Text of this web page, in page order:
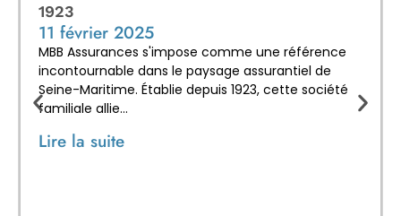
1923
11 février 2025
MBB Assurances s'impose comme une référence
incontournable dans le paysage assurantiel de
Seine-Maritime. Établie depuis 1923, cette société
familiale allie...
Lire la suite